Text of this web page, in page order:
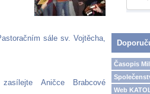
sále sv. Vojtěcha,
Aničce Brabcové
Časopis
Web